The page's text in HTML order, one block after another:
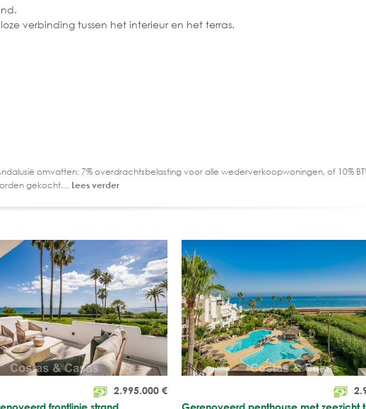
verbinding tussen het interieur en het terras.
omvatten: 7% overdrachtsbelasting voor alle wederverkoopwoningen, of 10%
gekocht.... Lees verder
2.995.000 €
frontlinie strand
Gerenoveerd penthouse met zeezicht